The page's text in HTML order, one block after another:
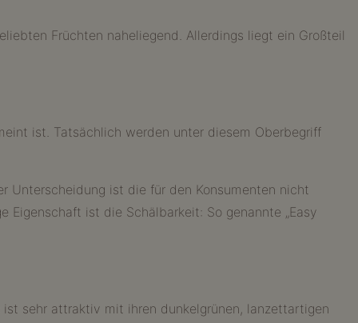
Früchten naheliegend. Allerdings liegt ein Großteil
ist. Tatsächlich werden unter diesem Oberbegriff
Unterscheidung ist die für den Konsumenten nicht
ist die Schälbarkeit: So genannte „Easy
sehr attraktiv mit ihren dunkelgrünen, lanzettartigen